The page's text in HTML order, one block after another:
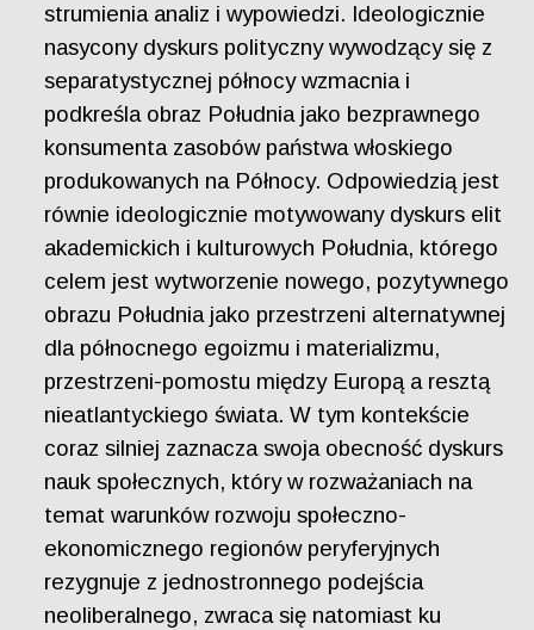
strumienia analiz i wypowiedzi. Ideologicznie
nasycony dyskurs polityczny wywodzący się z
separatystycznej północy wzmacnia i
podkreśla obraz Południa jako bezprawnego
konsumenta zasobów państwa włoskiego
produkowanych na Północy. Odpowiedzią jest
równie ideologicznie motywowany dyskurs elit
akademickich i kulturowych Południa, którego
celem jest wytworzenie nowego, pozytywnego
obrazu Południa jako przestrzeni alternatywnej
dla północnego egoizmu i materializmu,
przestrzeni-pomostu między Europą a resztą
nieatlantyckiego świata. W tym kontekście
coraz silniej zaznacza swoja obecność dyskurs
nauk społecznych, który w rozważaniach na
temat warunków rozwoju społeczno-
ekonomicznego regionów peryferyjnych
rezygnuje z jednostronnego podejścia
neoliberalnego, zwraca się natomiast ku